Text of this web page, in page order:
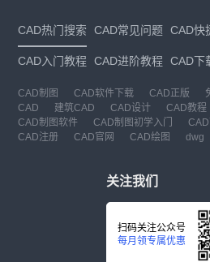
CAD热门搜索 CAD常见问题 CAD快
CAD入门教程 CAD进阶教程 CAD下
CAD制图 CAD软件下载 CAD正版
CAD
建筑CAD CAD设计 CAD教程
CAD制图软件
CAD制图初学入门
CAD注册
CAD官网 CAD绘图 dwg
关注我们
扫码关注公众号
每月领专属优惠